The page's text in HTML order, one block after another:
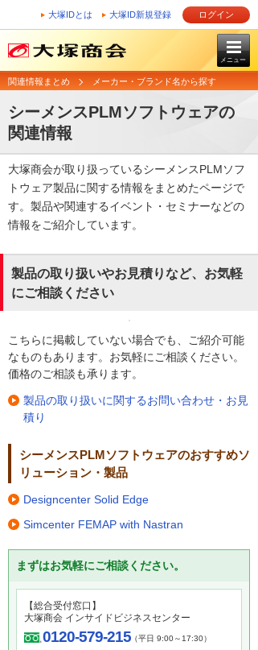
大塚IDとは 大塚ID新規登録 ログイン
メニュー
関連情報まとめ メーカー・ブランド名から探す
シーメンスPLMソフトウェアの
関連情報
大塚商会が取り扱っているシーメンスPLMソフ
トウェア製品に関する情報をまとめたページで
す。製品や関連するイベント・セミナーなどの
情報をご紹介しています。
製品の取り扱いやお見積りなど、お気軽
にご相談ください
こちらに掲載していない場合でも、ご紹介可能
なものもあります。お気軽にご相談ください。
価格のご相談も承ります。
製品の取り扱いに関するお問い合わせ・お見
積り
シーメンスPLMソフトウェアのおすすめソ
リューション・製品
Designcenter Solid Edge
Simcenter FEMAP with Nastran
まずはお気軽にご相談ください。
【総合受付窓口】
大塚商会 インサイドビジネスセンター
0120-579-215（平日 9:00～17:30）